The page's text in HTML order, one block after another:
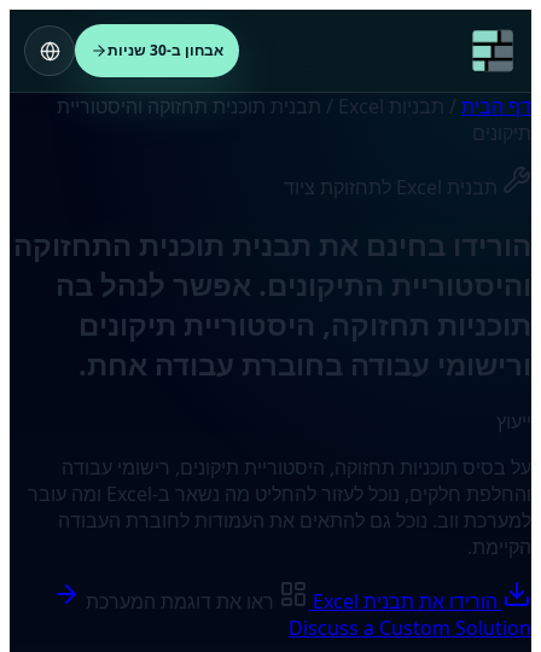
אבחון ב-30 שניות
דף הבית / תבניות Excel / תבנית תוכנית תחזוקה והיסטוריית
תיקונים
תבנית Excel לתחזוקת ציוד
הורידו בחינם את תבנית תוכנית התחזוקה
והיסטוריית התיקונים. אפשר לנהל בה
תוכניות תחזוקה, היסטוריית תיקונים
ורישומי עבודה בחוברת עבודה אחת.
ייעוץ
על בסיס תוכניות תחזוקה, היסטוריית תיקונים, רישומי עבודה
והחלפת חלקים, נוכל לעזור להחליט מה נשאר ב-Excel ומה עובר
למערכת ווב. נוכל גם להתאים את העמודות לחוברת העבודה
הקיימת.
הורידו את תבנית Excel
ראו את דוגמת המערכת
Discuss a Custom Solution